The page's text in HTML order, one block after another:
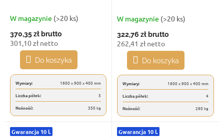
ocynkowany
W magazynie (>20 ks)
370,35 zł brutto
301,10 zł netto
Do koszyka
Wymiary:
1800 x 900 x 400 mm
Liczba półek:
5
Nośność:
350 kg
ocynkowany
W magazynie (>20 ks)
322,76 zł brutto
262,41 zł netto
Do koszyka
Wymiary:
1800 x 900 x 400 mm
Liczba półek:
4
Nośność:
280 kg
Gwarancja 10 l. Gwarancja 10 l.